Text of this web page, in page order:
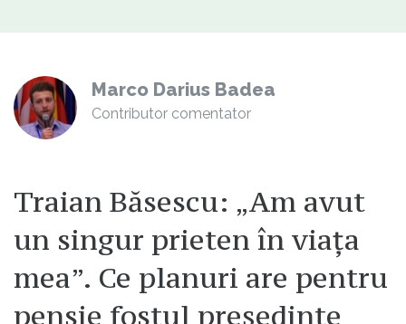
Marco Darius Badea
Contributor comentator
Traian Băsescu: „Am avut
un singur prieten în viața
mea”. Ce planuri are pentru
pensie fostul președinte